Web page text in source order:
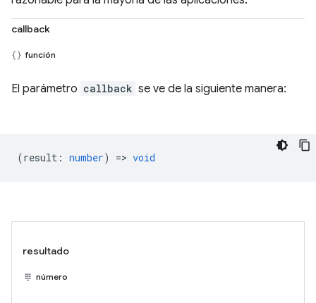
callback
función
El parámetro callback se ve de la siguiente manera:
(result : number) => void
resultado
número